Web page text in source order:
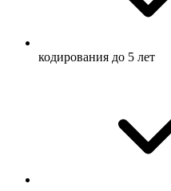
кодирования до 5 лет